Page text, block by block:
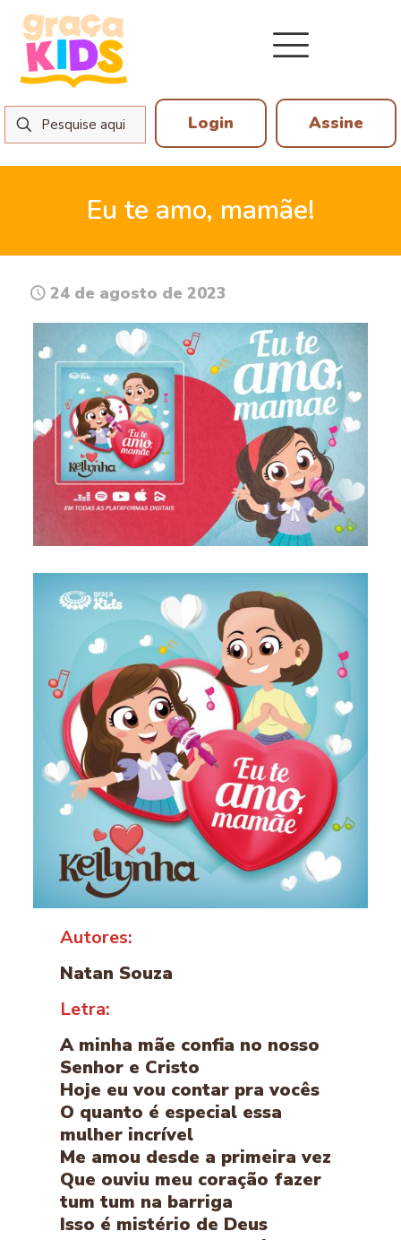
Login Assine
Eu te amo, mamãe!
24 de agosto de 2023
Autores:
Natan Souza
Letra:
A minha mãe confia no nosso
Senhor e Cristo
Hoje eu vou contar pra vocês
O quanto é especial essa
mulher incrível
Me amou desde a primeira vez
Que ouviu meu coração fazer
tum tum na barriga
Isso é mistério de Deus